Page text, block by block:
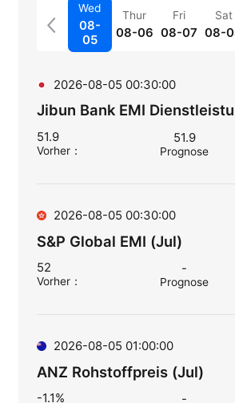
Wed
08-
05
Thur
08-06
Fri
08-07
Sat
08-
2026-08-05 00:30:00
Jibun Bank EMI
51.9
Vorher：
51.9
Prognose
2026-08-05 00:30:00
S&P Global EMI (Jul)
52
Vorher：
-
Prognose
2026-08-05 01:00:00
ANZ Rohstoffpreis (Jul)
-1.1% -